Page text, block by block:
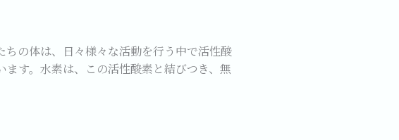
の体は、日々様々な活動を行う中で活性酸
す。水素は、この活性酸素と結びつき、無